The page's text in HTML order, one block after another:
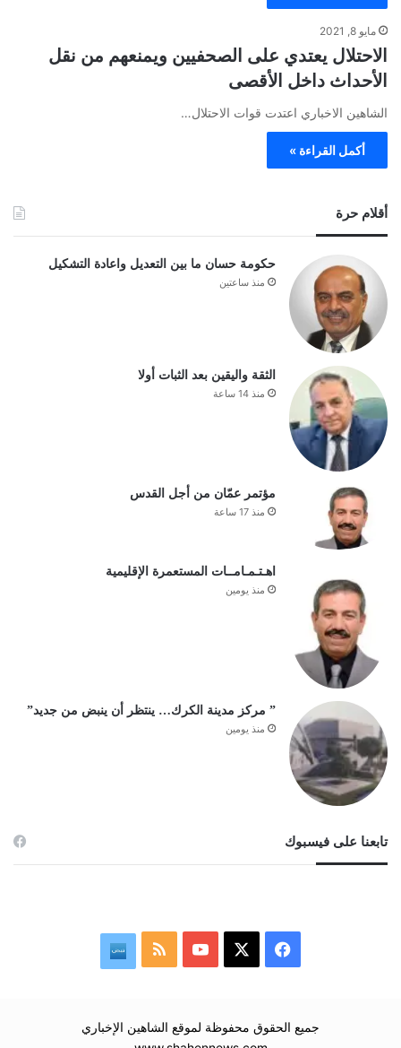
مايو 8, 2021
الاحتلال يعتدي على الصحفيين ويمنعهم من نقل
الأحداث داخل الأقصى
الشاهين الاخباري اعتدت قوات الاحتلال…
أكمل القراءة »
أقلام حرة
حكومة حسان ما بين التعديل واعادة التشكيل
منذ ساعتين
الثقة واليقين بعد الثبات أولا
منذ 14 ساعة
مؤتمر عمّان من أجل القدس
منذ 17 ساعة
اهـتـمـامــات المستعمرة الإقليمية
منذ يومين
” مركز مدينة الكرك… ينتظر أن ينبض من جديد”
منذ يومين
تابعنا على فيسبوك
س
خ
ض
جميع الحقوق محفوظة لموقع الشاهين الإخباري